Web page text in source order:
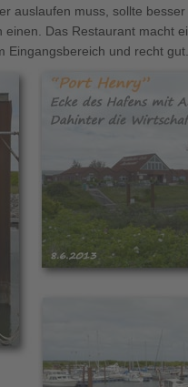
auslaufen muss, sollte
einen. Das Restaurant macht
Eingangsbereich und recht gut.